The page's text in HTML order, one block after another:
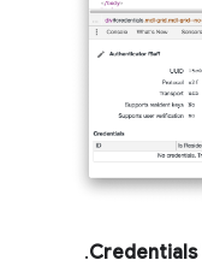
Credentials
.